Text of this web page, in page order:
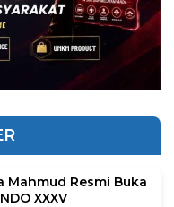
Mahmud Resmi Buka
XXXV